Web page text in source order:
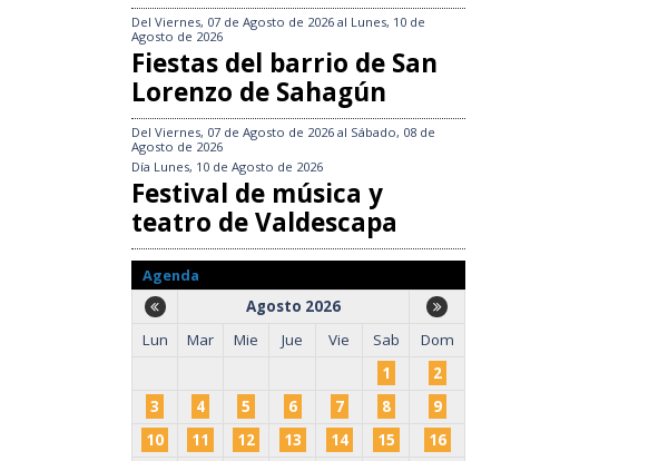
Del Viernes, 07 de Agosto de 2026 al Lunes, 10 de
Agosto de 2026
Fiestas del barrio de San
Lorenzo de Sahagún
Del Viernes, 07 de Agosto de 2026 al Sábado, 08 de
Agosto de 2026
Día Lunes, 10 de Agosto de 2026
Festival de música y
teatro de Valdescapa
Agenda
Agosto 2026
Lun
Mar Mie Jue Vie Sab
Dom
1
2
3
4 5 6 7 8
9
10
11 12 13 14 15
16